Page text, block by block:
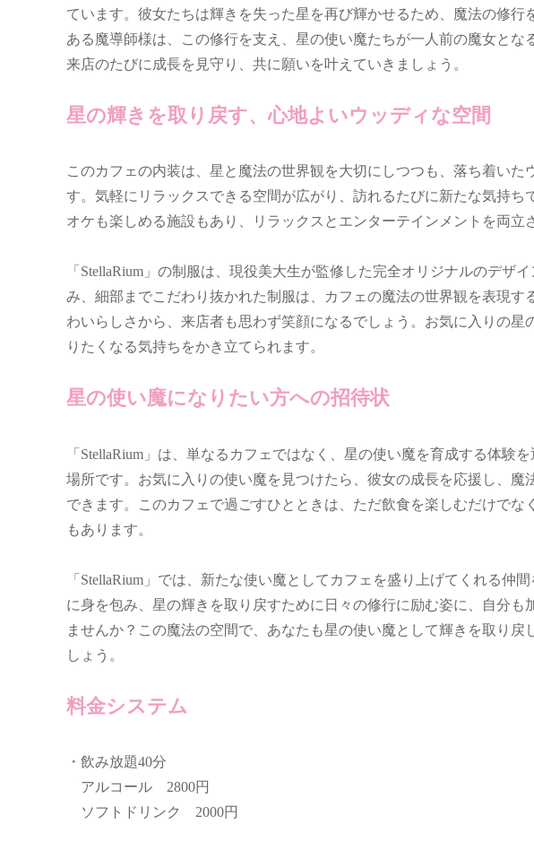
ています。彼女たちは輝きを失った星を再び輝かせるため、魔法の修行
ある魔導師様は、この修行を支え、星の使い魔たちが一人前の魔女とな
来店のたびに成長を見守り、共に願いを叶えていきましょう。
星の輝きを取り戻す、心地よいウッディな空間
このカフェの内装は、星と魔法の世界観を大切にしつつも、落ち着いた
す。気軽にリラックスできる空間が広がり、訪れるたびに新たな気持ち
オケも楽しめる施設もあり、リラックスとエンターテインメントを両立
「StellaRium」の制服は、現役美大生が監修した完全オリジナルのデザ
み、細部までこだわり抜かれた制服は、カフェの魔法の世界観を表現す
わいらしさから、来店者も思わず笑顔になるでしょう。お気に入りの星
りたくなる気持ちをかき立てられます。
星の使い魔になりたい方への招待状
「StellaRium」は、単なるカフェではなく、星の使い魔を育成する体験
場所です。お気に入りの使い魔を見つけたら、彼女の成長を応援し、魔
できます。このカフェで過ごすひとときは、ただ飲食を楽しむだけでな
もあります。
「StellaRium」では、新たな使い魔としてカフェを盛り上げてくれる仲
に身を包み、星の輝きを取り戻すために日々の修行に励む姿に、自分も
ませんか？この魔法の空間で、あなたも星の使い魔として輝きを取り戻
しょう。
料金システム
・飲み放題40分
アルコール 2800円
ソフトドリンク 2000円